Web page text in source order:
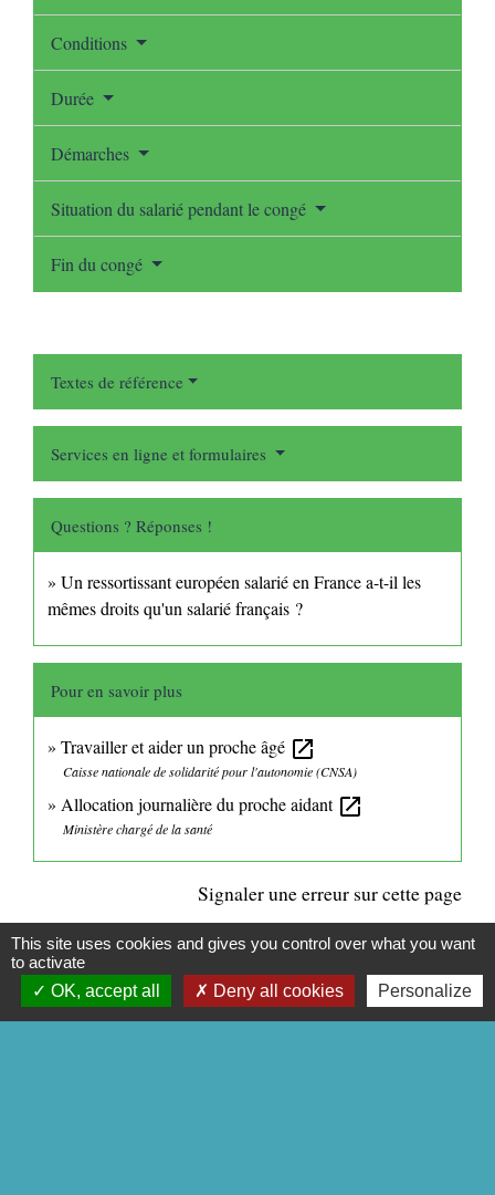
Conditions
Durée
Démarches
Situation du salarié pendant le congé
Fin du congé
Textes de référence
Services en ligne et formulaires
Questions ? Réponses !
Un ressortissant européen salarié en France a-t-il les
mêmes droits qu'un salarié français ?
Pour en savoir plus
Travailler et aider un proche âgé open_in_new
Caisse nationale de solidarité pour l'autonomie (CNSA)
Allocation journalière du proche aidant open_in_new
Ministère chargé de la santé
Signaler une erreur sur cette page
This site uses cookies and gives you control over what you want
to activate
OK, accept all
Deny all cookies Personalize